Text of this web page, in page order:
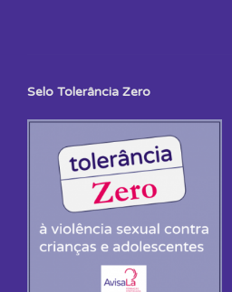
Selo Tolerância Zero